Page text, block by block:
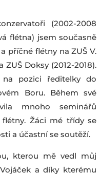
(2002-2008
flétna) jsem současně
příčné flétny na ZUŠ V.
Doksy (2012-2018).
pozici ředitelky do
Boru. Během své
mnoho seminářů
Žáci mé třídy se
a účastní se soutěží.
kterou mě vedl můj
a díky kterému